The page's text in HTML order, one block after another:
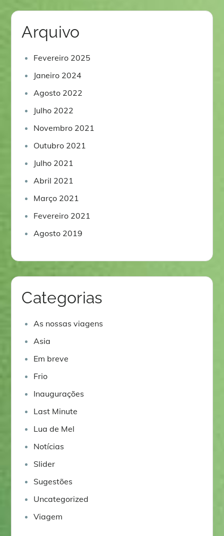
Arquivo
Fevereiro 2025
Janeiro 2024
Agosto 2022
Julho 2022
Novembro 2021
Outubro 2021
Julho 2021
Abril 2021
Março 2021
Fevereiro 2021
Agosto 2019
Categorias
As nossas viagens
Asia
Em breve
Frio
Inaugurações
Last Minute
Lua de Mel
Notícias
Slider
Sugestões
Uncategorized
Viagem